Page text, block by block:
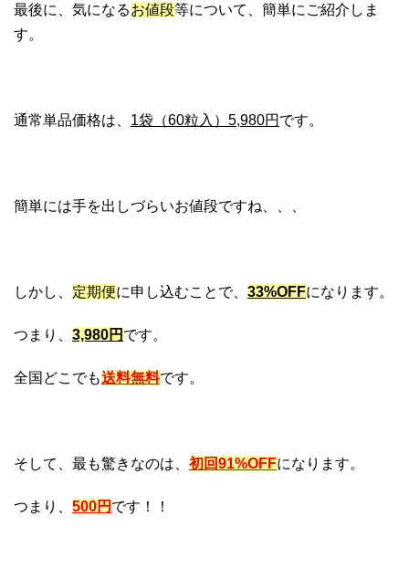
最後に、気になるお値段等について、簡単にご紹介しま
す。
通常単品価格は、 1袋（60粒入）5,980円 です。
簡単には手を出しづらいお値段ですね、、、
しかし、 定期便に申し込むことで、 33%OFFになります。
つまり、 3,980円 です。
全国どこでも送料無料です。
そして、最も驚きなのは、 初回91%OFFになります。
つまり、 500円 です！！